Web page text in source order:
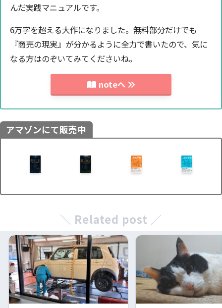
んだ実践マニュアルです。
6万字を超える大作になりました。無料部分だけでも
『商売の現実』が分かるように全力で書いたので、気に
なる方はのぞいてみてくださいね。
noteへ
アマゾンにて販売中
＼ Related post ／